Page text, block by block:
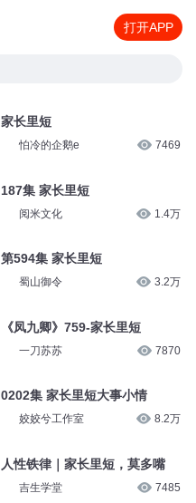
打开APP
家长里短
怕冷的企鹅e 7469
187集 家长里短
阅米文化 1.4万
第594集 家长里短
蜀山御令 3.2万
《凤九卿》759-家长里短
一刀苏苏 7870
0202集 家长里短大事小情
姣姣兮工作室 8.2万
人性铁律｜家长里短，莫多嘴
吉生学堂 7485